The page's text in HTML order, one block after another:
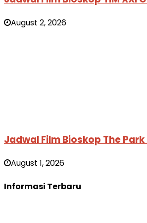
August 2, 2026
Jadwal Film Bioskop The
August 1, 2026
Informasi Terbaru